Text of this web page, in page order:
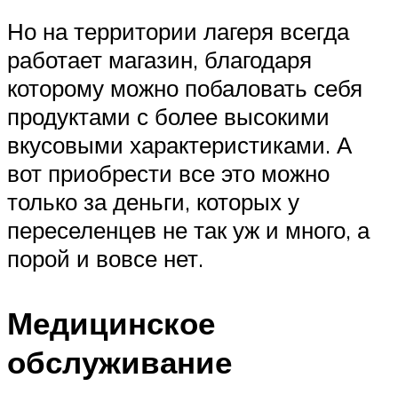
Но на территории лагеря всегда
работает магазин, благодаря
которому можно побаловать себя
продуктами с более высокими
вкусовыми характеристиками. А
вот приобрести все это можно
только за деньги, которых у
переселенцев не так уж и много, а
порой и вовсе нет.
Медицинское
обслуживание